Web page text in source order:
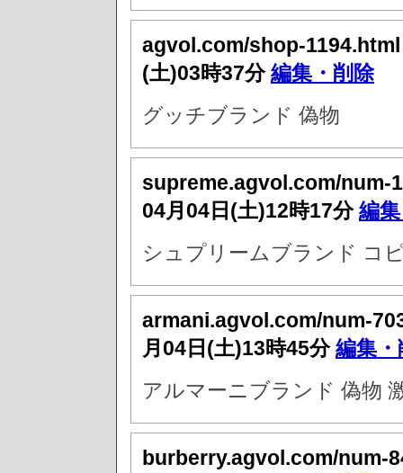
agvol.com/shop-
(土)03時37分編集・削除
グッチブランド 偽物
supreme.agvol.com/num-
04月04日(土)12時17分編
シュプリームブランド コ
armani.agvol.com/num-
月04日(土)13時45分編集・
アルマーニブランド 偽物
burberry.agvol.com/num-